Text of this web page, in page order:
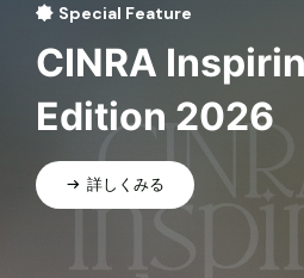
Special Feature
CINRA
Edition 2026
詳しくみる